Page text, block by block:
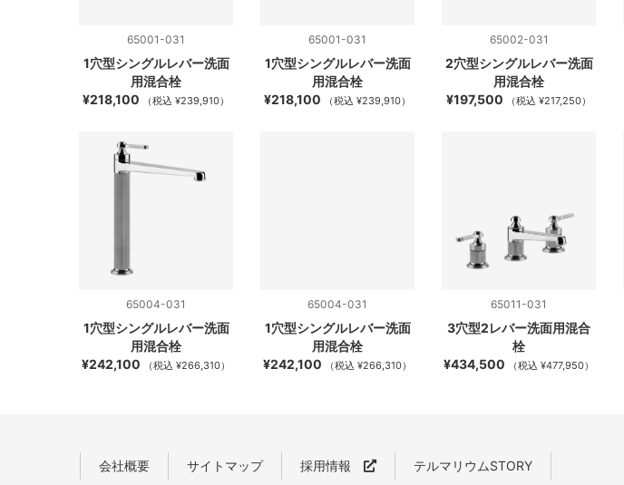
65001-031
1穴型シングルレバー洗面
用混合栓
¥218,100
（税込 ¥239,910）
65001-031
1穴型シングルレバー洗面
用混合栓
¥218,100
（税込 ¥239,910）
65002-031
2穴型シングルレバー洗面
用混合栓
¥197,500
（税込 ¥217,250）
65004-031
1穴型シングルレバー洗面
用混合栓
¥242,100
（税込 ¥266,310）
65004-031
1穴型シングルレバー洗面
用混合栓
¥242,100
（税込 ¥266,310）
65011-031
3穴型2レバー洗面用混合
栓
¥434,500
（税込 ¥477,950）
会社概要 サイトマップ 採用情報 テルマリウムSTORY